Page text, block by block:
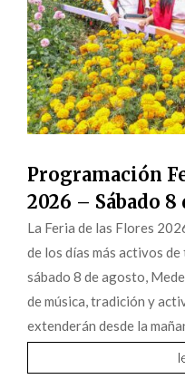
Programación
2026 – Sábado
La Feria de las Flores
de los días más activos
sábado 8 de agosto,
de música, tradición y
extenderán desde la